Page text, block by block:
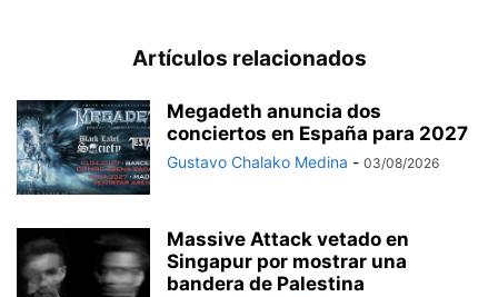
Artículos relacionados
Megadeth anuncia dos
conciertos en España para 2027
Gustavo Chalako Medina - 03/08/2026
Massive Attack vetado en
Singapur por mostrar una
bandera de Palestina